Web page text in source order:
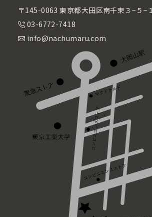
〒145-0063 東京都大田区南千束３−５−
03-6772-7418
info@nachumaru.com